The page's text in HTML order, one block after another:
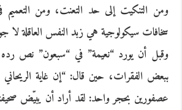
ومن التنكيت إلى حد التعنت، ومن
سخافات سيكولوجية هي زبد النفس العاقلة لا
وقبل أن يورد “نعيمة” في “سبعون” نص رده
ببعض الفقرات، حين قال: “إن غاية
عصفورين بحجر واحد: لقد أراد أن يبيّض